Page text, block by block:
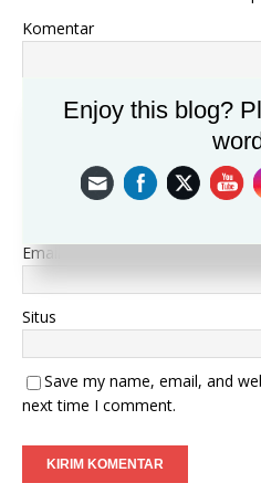
Komentar
Email
Situs
Save my name, email, and
next time I comment.
Enjoy this blog?